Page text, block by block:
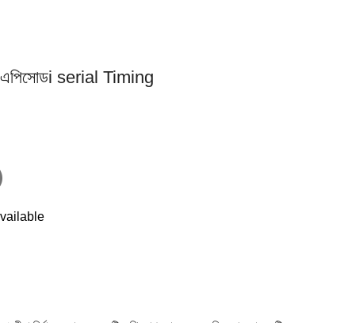
serial Timing